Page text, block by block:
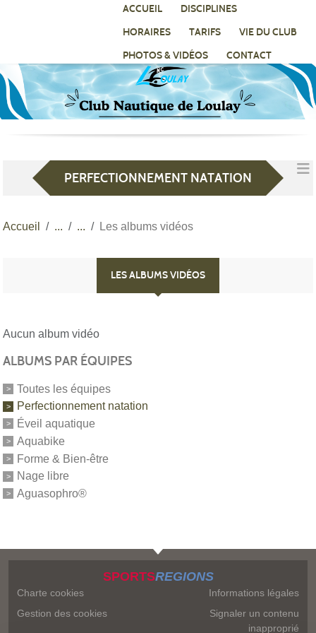
ACCUEIL
DISCIPLINES
HORAIRES
TARIFS
VIE DU CLUB
PHOTOS & VIDÉOS
CONTACT
PERFECTIONNEMENT NATATION
Accueil Les albums vidéos
LES ALBUMS VIDÉOS
Aucun album vidéo
ALBUMS PAR ÉQUIPES
Toutes les équipes
Perfectionnement natation
Éveil aquatique
Aquabike
Forme & Bien-être
Nage libre
Aguasophro®
SPORTSREGIONS
Charte cookies
Gestion des cookies
Informations légales
Signaler un contenu
inapproprié
Panneau de gestion des cookies